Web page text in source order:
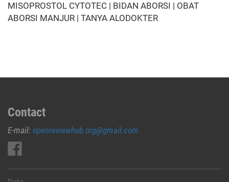
MISOPROSTOL CYTOTEC | BIDAN ABORSI | OBAT
ABORSI MANJUR | TANYA ALODOKTER
Contact
E-mail: openreviewhub.org@gmail.com